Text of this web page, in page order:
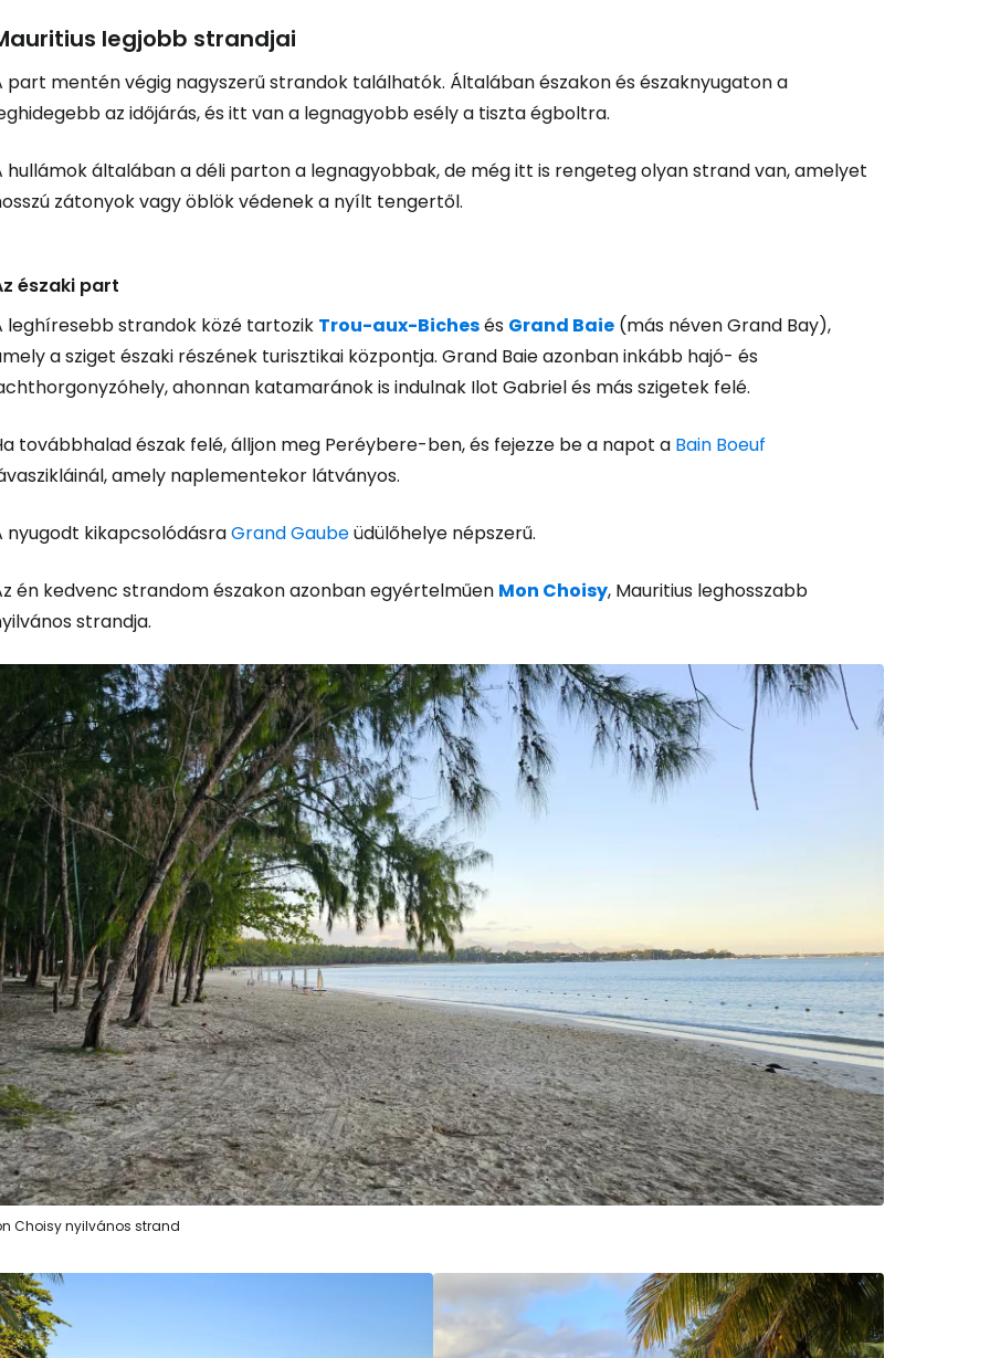
legjobb strandjai
part mentén végig nagyszerű strandok találhatók. Általában északon és északnyugaton a
az időjárás, és itt van a legnagyobb esély a tiszta égboltra.
hullámok általában a déli parton a legnagyobbak, de még itt is rengeteg olyan strand van, amelyet
zátonyok vagy öblök védenek a nyílt tengertől.
északi part
leghíresebb strandok közé tartozik Trou-aux-Bichesés Grand Baie (más néven Grand Bay),
a sziget északi részének turisztikai központja. Grand Baie azonban inkább hajó- és
ahonnan katamaránok is indulnak Ilot Gabriel és más szigetek felé.
továbbhalad észak felé, álljon meg Peréybere-ben, és fejezze be a napot a Bain Boeuf
amely naplementekor látványos.
nyugodt kikapcsolódásraGrand Gaubeüdülőhelye népszerű.
én kedvenc strandom északon azonban egyértelműen Mon Choisy, Mauritius leghosszabb
strandja.
Choisy nyilvános strand